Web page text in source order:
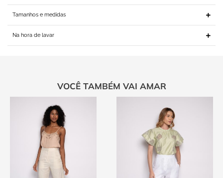
Tamanhos e medidas
Na hora de lavar
VOCÊ TAMBÉM VAI AMAR